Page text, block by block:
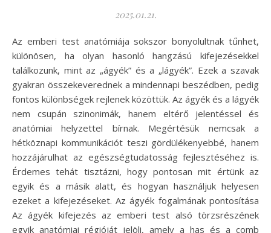
2025.01.21.
Az emberi test anatómiája sokszor bonyolultnak tűnhet,
különösen, ha olyan hasonló hangzású kifejezésekkel
találkozunk, mint az „ágyék” és a „lágyék”. Ezek a szavak
gyakran összekeverednek a mindennapi beszédben, pedig
fontos különbségek rejlenek közöttük. Az ágyék és a lágyék
nem csupán szinonimák, hanem eltérő jelentéssel és
anatómiai helyzettel bírnak. Megértésük nemcsak a
hétköznapi kommunikációt teszi gördülékenyebbé, hanem
hozzájárulhat az egészségtudatosság fejlesztéséhez is.
Érdemes tehát tisztázni, hogy pontosan mit értünk az
egyik és a másik alatt, és hogyan használjuk helyesen
ezeket a kifejezéseket. Az ágyék fogalmának pontosítása
Az ágyék kifejezés az emberi test alsó törzsrészének
egyik anatómiai régióját jelöli, amely a has és a comb